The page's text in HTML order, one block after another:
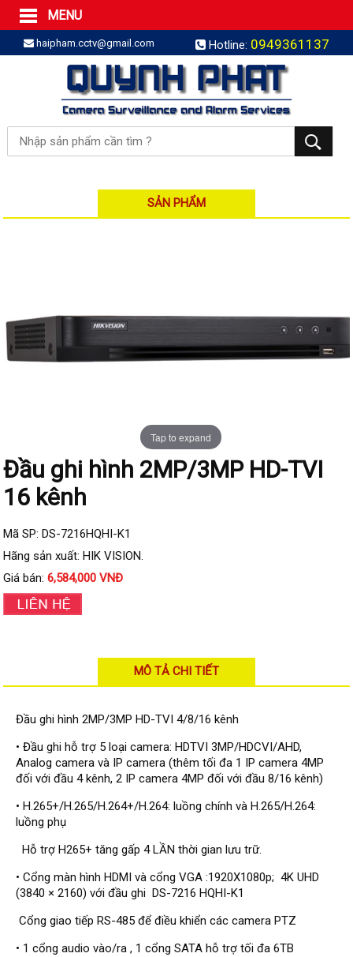
MENU
Trang Chủ
Sản phẩm
SẢN PHẨM TRỌN GÓI
LẮP BÁO TRỘM TRỌN GÓI
LẮP CAMERA TRỌN GÓI
Camera IP
Camera IP KBVISION
Camera IP HIKVISION
Đầu ghi IP HIKVISION
Đầu ghi IP KBVISION
Camera Analog
Camera HIKVISION
Camera Visionhitech
Camera KBVISION
Camera HDParagon
Đầu ghi HDParagon
Đầu ghi HIKVISION
Đầu ghi Visionhitech
Đầu ghi Dahua
Đầu ghi KBVISION
Thiết bị chống trộm
Thiết bị chống trộm Paradox
Thiết bị Enforcer
access control
Khóa điện tử VIRO
Khóa điện tử KBVISION
haipham.cctv@gmail.com Hotline: 0949361137
SẢN PHẨM
Tap to expand
Đầu ghi hình 2MP/3MP HD-TVI
16 kênh
Mã SP: DS-7216HQHI-K1
Hãng sản xuất: HIK VISION.
Giá bán:6,584,000 VNĐ
MÔ TẢ CHI TIẾT
Đầu ghi hình 2MP/3MP HD-TVI 4/8/16 kênh
• Đầu ghi hỗ trợ 5 loại camera: HDTVI 3MP/HDCVI/AHD,
Analog camera và IP camera (thêm tối đa 1 IP camera 4MP
đối với đầu 4 kênh, 2 IP camera 4MP đối với đầu 8/16 kênh)
• H.265+/H.265/H.264+/H.264: luồng chính và H.265/H.264:
luồng phụ
Hỗ trợ H265+ tăng gấp 4 LẦN thời gian lưu trữ.
• Cổng màn hình HDMI và cổng VGA :1920X1080p; 4K UHD
(3840 × 2160) với đầu ghi DS-7216 HQHI-K1
Cổng giao tiếp RS-485 để điều khiển các camera PTZ
• 1 cổng audio vào/ra , 1 cổng SATA hỗ trợ tối đa 6TB